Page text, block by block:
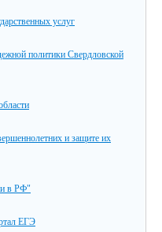
услуг
политики Свердловской
и защите их
в РФ"
ЕГЭ